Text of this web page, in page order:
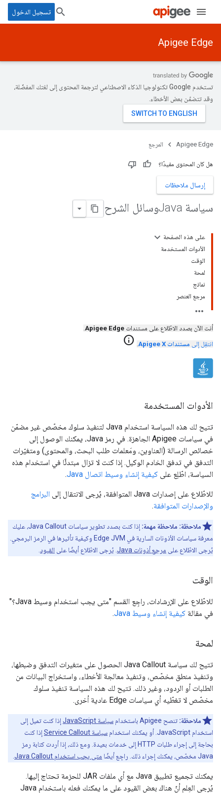
تسجيل الدخول
Apigee Edge
تستخدم Google تكنولوجيا الذكاء الاصطناعي لترجمة المحتوى إلى لغتك المفضّلة،
وقد تتضمّن بعض الأخطاء.
Apigee Edge المرجع
هل كان المحتوى مفيدًا؟
إرسال ملاحظات
سياسة Javaوسائل الشرح
على هذه الصفحة
الأدوات المستخدمة
الوقت
لمحة
نماذج
مرجع العنصر
أنت الآن بصدد الاطّلاع على مستندات Apigee Edge
.
انتقِل إلى مستندات Apigee X .
info
الأدوات المستخدمة
تتيح لك هذه السياسة استخدام Java لتنفيذ سلوك مخصّص غير مضمّن
في سياسات Apigee الجاهزة. في رمز Java، يمكنك الوصول إلى
خصائص الرسالة (العناوين، ومَعلمات طلب البحث، والمحتوى) ومتغيّرات
التدفق في تدفق الخادم الوكيل. إذا كنت لا تزال مبتدئًا في استخدام هذه
السياسة، اطّلِع على كيفية إنشاء وسيط اتصال Java .
للاطّلاع على إصدارات Java المتوافقة، يُرجى الانتقال إلى
البرامج
والإصدارات المتوافقة.
ملاحظة: ملاحظة مهمة:
إذا كنت بصدد تطوير سياسات Java Callout، عليك
معرفة سياسات الأذونات السارية في Edge JVM وكيفية تأثيرها في الرمز البرمجي.
يُرجى الاطّلاع على مرجع أذونات Java . يُرجى الاطّلاع أيضًا على القيود
الوقت
للاطّلاع على الإرشادات، راجِع القسم "متى يجب استخدام وسيط Java؟"
في مقالة كيفية إنشاء وسيط Java .
لمحة
تتيح لك سياسة Java Callout الحصول على متغيرات التدفق وضبطها،
وتنفيذ منطق مخصّص، وتنفيذ معالجة الأخطاء، واستخراج البيانات من
الطلبات أو الردود، وغير ذلك. تتيح لك هذه السياسة تنفيذ سلوك
مخصّص لا تغطّيه أي سياسات Edge عادية أخرى.
ملاحظة: تنصح Apigee باستخدام سياسة JavaScript
إذا كنت تميل إلى
استخدام JavaScript. أو يمكنك استخدام
سياسة Service Callout
إذا كنت
بحاجة إلى إجراء طلبات HTTP إلى خدمات بعيدة. ومع ذلك، إذا أردت كتابة رمز
Java مخصّص، يمكنك إجراء ذلك. راجِع أيضًا
متى يجب استخدام Java Callout
يمكنك تجميع تطبيق Java مع أي ملفات JAR للحزمة تحتاج إليها.
يُرجى العِلم أنّ هناك بعض القيود على ما يمكنك فعله باستخدام Java